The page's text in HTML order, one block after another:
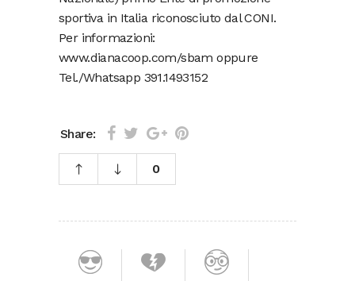
sportiva in Italia riconosciuto dal CONI.
Per informazioni:
www.dianacoop.com/sbam oppure
Tel./Whatsapp 391.1493152
Share:
0